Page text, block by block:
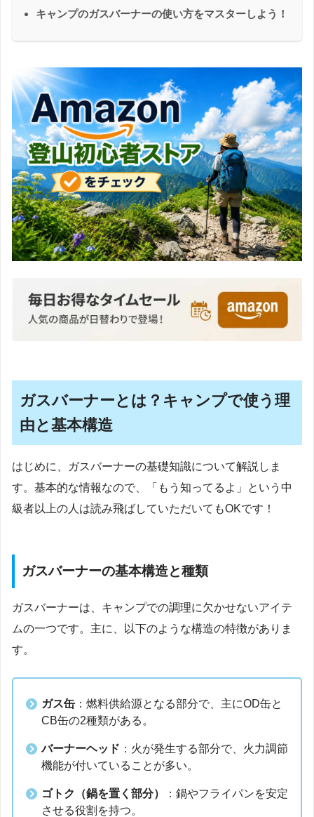
キャンプのガスバーナーの使い方をマスターしよう！
ガスバーナーとは？キャンプで使う理
由と基本構造
はじめに、ガスバーナーの基礎知識について解説しま
す。基本的な情報なので、「もう知ってるよ」という中
級者以上の人は読み飛ばしていただいてもOKです！
ガスバーナーの基本構造と種類
ガスバーナーは、キャンプでの調理に欠かせないアイテ
ムの一つです。主に、以下のような構造の特徴がありま
す。
ガス缶 ：燃料供給源となる部分で、主にOD缶と
CB缶の2種類がある。
バーナーヘッド ：火が発生する部分で、火力調節
機能が付いていることが多い。
ゴトク（鍋を置く部分）
：鍋やフライパンを安定
させる役割を持つ。